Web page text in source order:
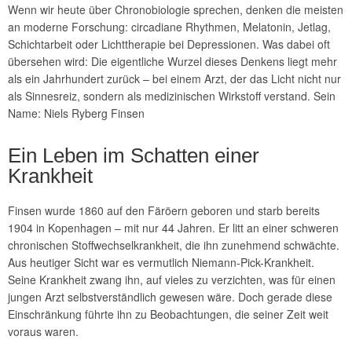
Wenn wir heute über Chronobiologie sprechen, denken die meisten
an moderne Forschung: circadiane Rhythmen, Melatonin, Jetlag,
Schichtarbeit oder Lichttherapie bei Depressionen. Was dabei oft
übersehen wird: Die eigentliche Wurzel dieses Denkens liegt mehr
als ein Jahrhundert zurück – bei einem Arzt, der das Licht nicht nur
als Sinnesreiz, sondern als medizinischen Wirkstoff verstand. Sein
Name: Niels Ryberg Finsen
Ein Leben im Schatten einer
Krankheit
Finsen wurde 1860 auf den Färöern geboren und starb bereits
1904 in Kopenhagen – mit nur 44 Jahren. Er litt an einer schweren
chronischen Stoffwechselkrankheit, die ihn zunehmend schwächte.
Aus heutiger Sicht war es vermutlich Niemann-Pick-Krankheit.
Seine Krankheit zwang ihn, auf vieles zu verzichten, was für einen
jungen Arzt selbstverständlich gewesen wäre. Doch gerade diese
Einschränkung führte ihn zu Beobachtungen, die seiner Zeit weit
voraus waren.